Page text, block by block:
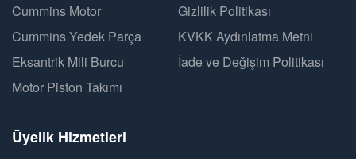
Cummins Motor
Cummins Yedek Parça
Eksantrik Mili Burcu
Motor Piston Takımı
Gizlilik Politikası
KVKK Aydınlatma Metni
İade ve Değişim Politikası
Üyelik Hizmetleri